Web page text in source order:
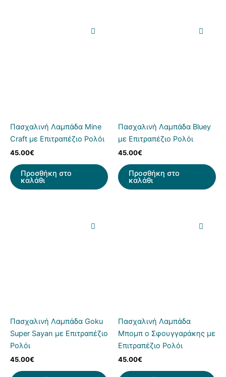
Πασχαλινή Λαμπάδα Mine
Craft με Επιτραπέζιο Ρολόι
45.00€
Προσθήκη στο
καλάθι
Πασχαλινή Λαμπάδα Bluey
με Επιτραπέζιο Ρολόι
45.00€
Προσθήκη στο
καλάθι
Πασχαλινή Λαμπάδα Goku
Super Sayan με Επιτραπέζιο
Ρολόι
45.00€
Πασχαλινή Λαμπάδα
Μπομπ ο Σφουγγαράκης με
Επιτραπέζιο Ρολόι
45.00€